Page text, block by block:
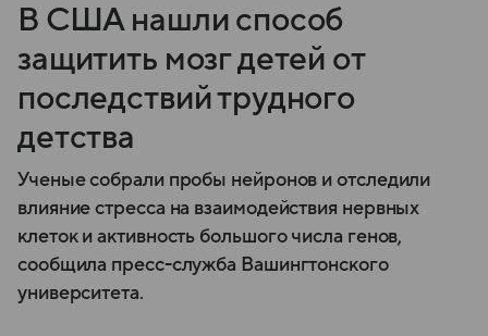
В США нашли способ
защитить мозг детей от
последствий трудного
детства
Ученые собрали пробы нейронов и отследили
влияние стресса на взаимодействия нервных
клеток и активность большого числа генов,
сообщила пресс-служба Вашингтонского
университета.